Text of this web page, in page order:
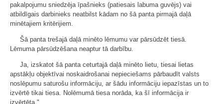
pakalpojumu sniedzēja īpašnieks (patiesais labuma guvējs) vai
atbildīgais darbinieks neatbilst kādam no šā panta pirmajā daļā
minētajiem kritērijiem.
Šā panta trešajā daļā minēto lēmumu var pārsūdzēt tiesā.
Lēmuma pārsūdzēšana neaptur tā darbību.
Ja, izskatot šā panta ceturtajā daļā minēto lietu, tiesai lietas
apstākļu objektīvai noskaidrošanai nepieciešams pārbaudīt valsts
noslēpumu saturošu informāciju, ar šādu informāciju iepazīstas un to
izvērtē tikai tiesa. Nolēmumā tiesa norāda, ka šī informācija ir
izvērtēta."